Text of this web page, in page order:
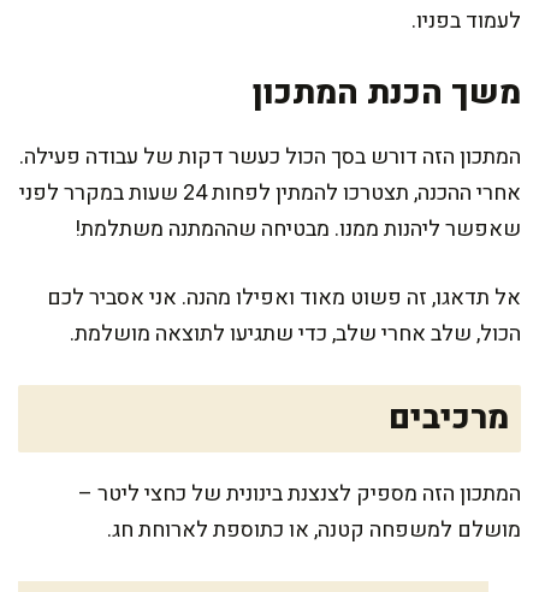
לעמוד בפניו.
משך הכנת המתכון
המתכון הזה דורש בסך הכול כעשר דקות של עבודה פעילה.
אחרי ההכנה, תצטרכו להמתין לפחות 24 שעות במקרר לפני
שאפשר ליהנות ממנו. מבטיחה שההמתנה משתלמת!
אל תדאגו, זה פשוט מאוד ואפילו מהנה. אני אסביר לכם
הכול, שלב אחרי שלב, כדי שתגיעו לתוצאה מושלמת.
מרכיבים
המתכון הזה מספיק לצנצנת בינונית של כחצי ליטר –
מושלם למשפחה קטנה, או כתוספת לארוחת חג.